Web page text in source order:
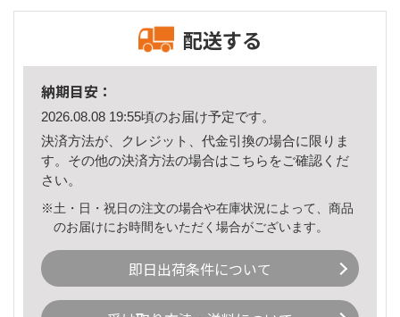
配送する
納期目安：
2026.08.08 19:55頃のお届け予定です。
決済方法が、クレジット、代金引換の場合に限りま
す。その他の決済方法の場合はこちら をご確認くだ
さい。
※土・日・祝日の注文の場合や在庫状況によって、商品
のお届けにお時間をいただく場合がございます。
即日出荷条件について